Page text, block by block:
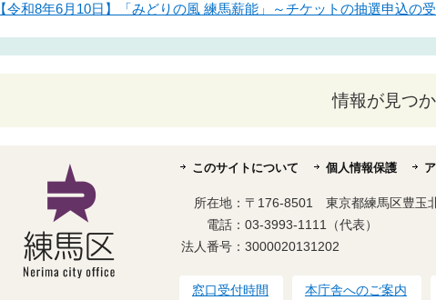
【令和8年6月10日】「みどりの風 練馬薪能」～チケットの抽選申込の
情報が見つ
このサイトについて 個人情報保護
所在地： 〒176-8501 東京都練馬区豊玉
電話： 03-3993-1111（代表）
法人番号： 3000020131202
窓口受付時間 本庁舎へのご案内